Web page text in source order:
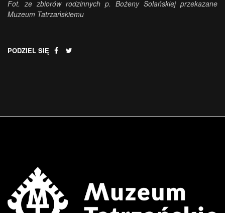
Fot. ze zbiorów rodzinnych p. Bożeny Solańskiej przekazane
Muzeum Tatrzańskiemu
PODZIEL SIĘ